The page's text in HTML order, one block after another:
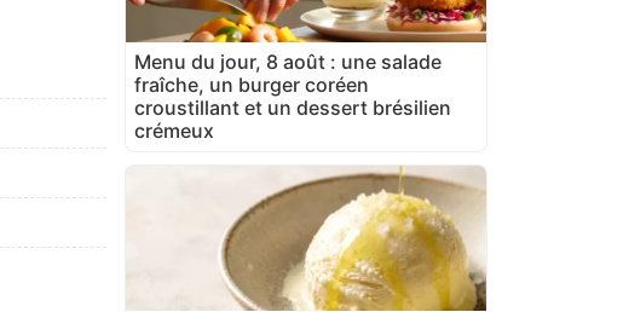
Menu du jour, 8 août : une salade
fraîche, un burger coréen
croustillant et un dessert brésilien
crémeux